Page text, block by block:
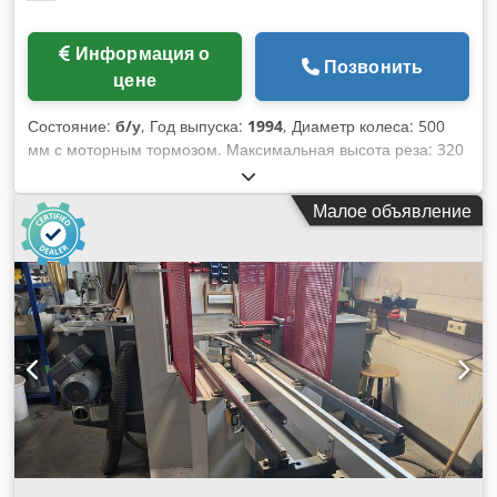
цене
Позвонить
Состояние: б/у, Год выпуска: 1994, Диаметр колеса: 500
мм с моторным тормозом. Максимальная высота реза: 320
мм. Сторона стойки: левая, сверху и снизу, направляющие
APPA. Двигатель: 1,5 кВт. Стол наклоняемый. Устройство
для перемещения. Транспортировочные колёса с
индикатором натяжения полотна. Длина полотна: мин.
4040 мм, макс. 4140 мм. Место хранения: Наттхайм.
Dsdpfx Alowl D S Ujnsck
Малое объявление